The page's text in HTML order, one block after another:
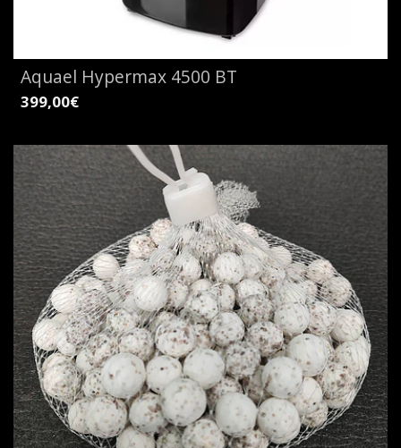
Aquael Hypermax 4500 BT
399,00€